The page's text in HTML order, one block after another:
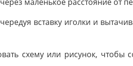
вставку иголки и
схему или рисунок, чтобы